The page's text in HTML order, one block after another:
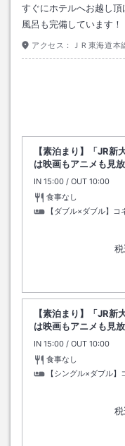
すぐにホテルへお越し
風呂も完備しています！
アクセス： ＪＲ東海道
【素泊まり】「JR
は映画もアニメも見放
IN チェックイン
15:00 / OUT チェック
10:00
食事なし
【ダブル×ダブル】
【素泊まり】「JR
は映画もアニメも見放
IN チェックイン
15:00 / OUT チェック
10:00
食事なし
【シングル×ダブル